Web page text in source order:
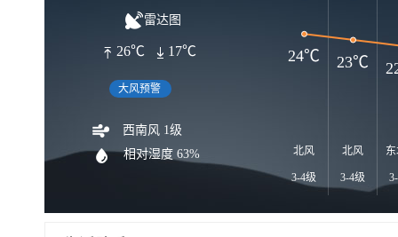
雷达图
26℃ 17℃
大风预警
西南风 1级
相对湿度 63%
北风
3-4级
北风
3-4级
24℃ 23℃